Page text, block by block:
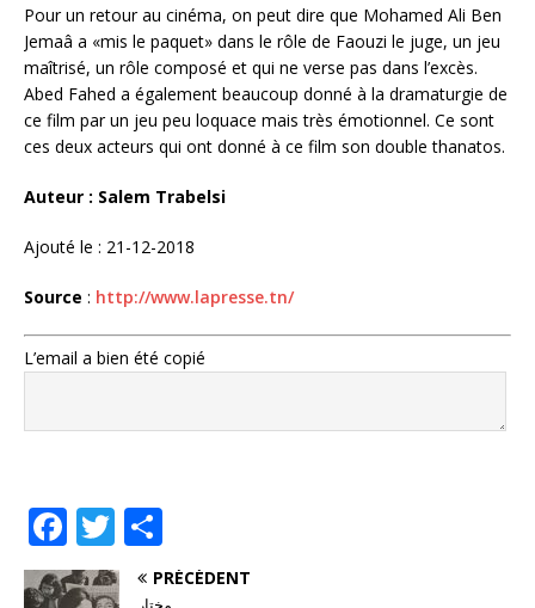
Pour un retour au cinéma, on peut dire que Mohamed Ali Ben
Jemaâ a «mis le paquet» dans le rôle de Faouzi le juge, un jeu
maîtrisé, un rôle composé et qui ne verse pas dans l’excès.
Abed Fahed a également beaucoup donné à la dramaturgie de
ce film par un jeu peu loquace mais très émotionnel. Ce sont
ces deux acteurs qui ont donné à ce film son double thanatos.
Auteur : Salem Trabelsi
Ajouté le : 21-12-2018
Source : http://www.lapresse.tn/
L’email a bien été copié
F
a
T
w ar
PRÉCÉDENT